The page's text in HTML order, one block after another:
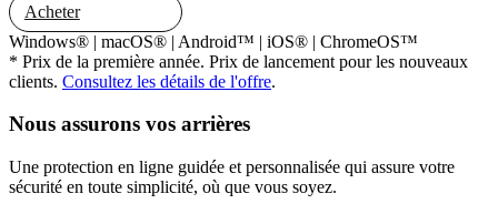
Acheter
Windows® | macOS® | Android™ | iOS® | ChromeOS™
* Prix de la première année. Prix de lancement pour les nouveaux
clients. Consultez les détails de l'offre.
Nous assurons vos arrières
Une protection en ligne guidée et personnalisée qui assure votre
sécurité en toute simplicité, où que vous soyez.